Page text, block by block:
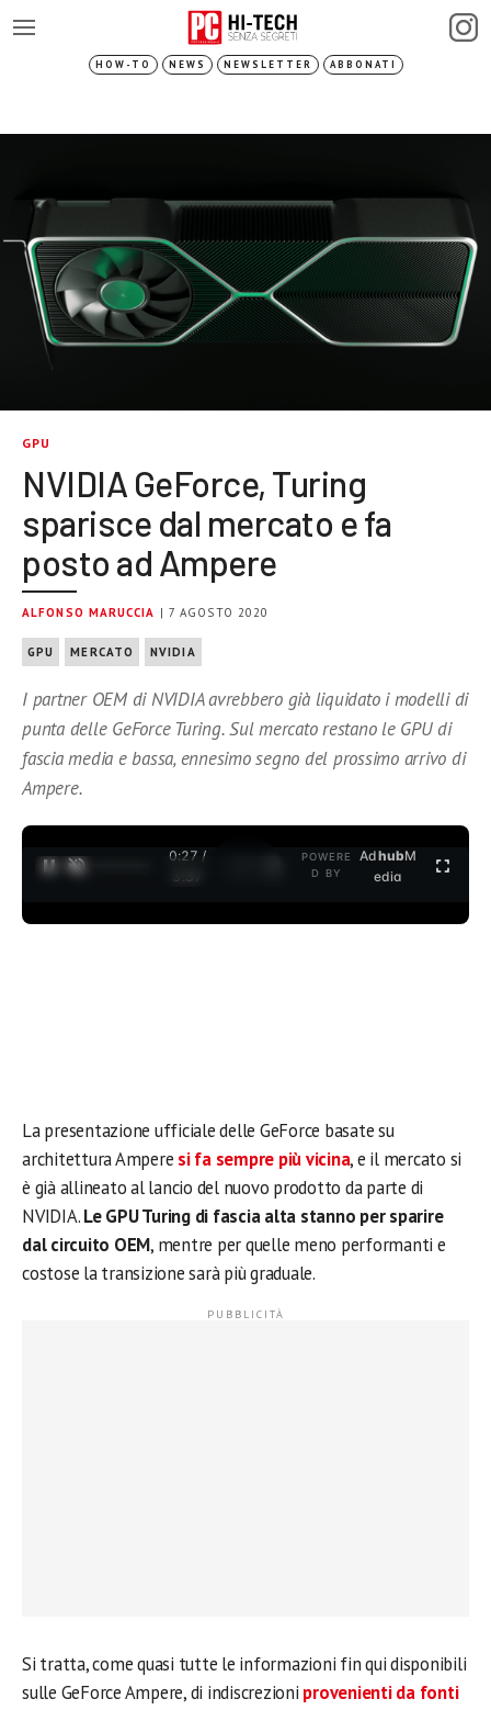
HOW-TO NEWS NEWSLETTER ABBONATI
GPU
NVIDIA GeForce, Turing
sparisce dal mercato e fa
posto ad Ampere
ALFONSO MARUCCIA | 7 AGOSTO 2020
GPU MERCATO NVIDIA
I partner OEM di NVIDIA avrebbero già liquidato i modelli di
punta delle GeForce Turing. Sul mercato restano le GPU di
fascia media e bassa, ennesimo segno del prossimo arrivo di
Ampere.
0:27 /
3:37
POWERE
D BY
AdhubM
edia
La presentazione ufficiale delle GeForce basate su
architettura Ampere si fa sempre più vicina, e il mercato si
è già allineato al lancio del nuovo prodotto da parte di
NVIDIA.Le GPU Turing di fascia alta stanno per sparire
dal circuito OEM, mentre per quelle meno performanti e
costose la transizione sarà più graduale.
Si tratta, come quasi tutte le informazioni fin qui disponibili
sulle GeForce Ampere, di indiscrezioni provenienti da fonti